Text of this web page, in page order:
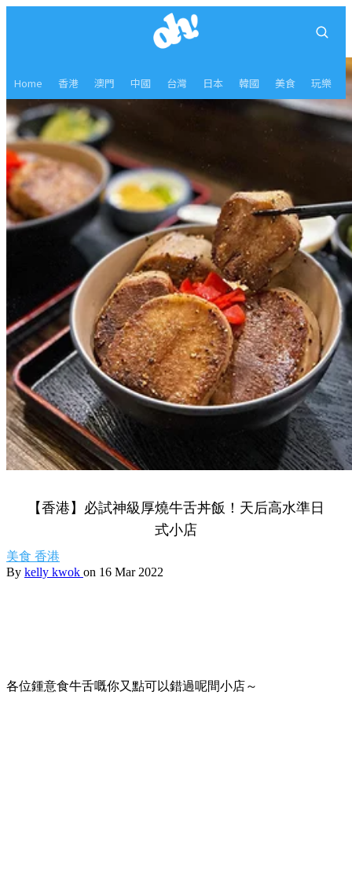
Home 香港 澳門 中國 台灣 日本 韓國 美食 玩樂
【香港】必試神級厚燒牛舌丼飯！天后高水準日
式小店
美食 香港
By kelly kwok on 16 Mar 2022
各位鍾意食牛舌嘅你又點可以錯過呢間小店～